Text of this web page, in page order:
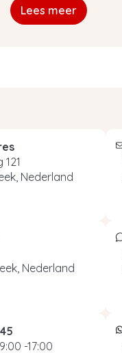
Lees meer
Nederland
Nederland
-17:00